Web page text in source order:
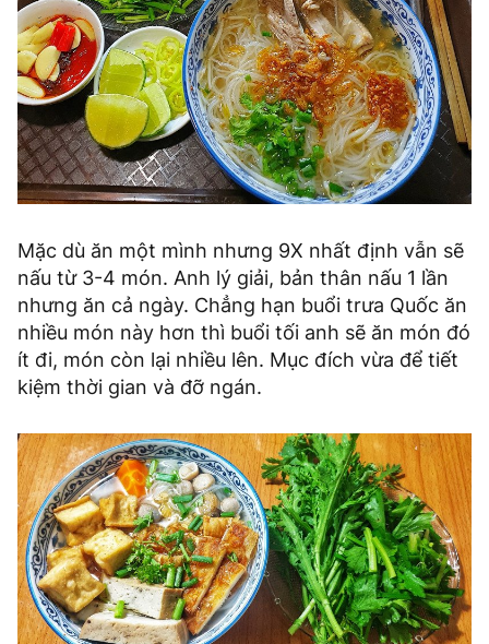
Mặc dù ăn một mình nhưng 9X nhất định vẫn sẽ
nấu từ 3-4 món. Anh lý giải, bản thân nấu 1 lần
nhưng ăn cả ngày. Chẳng hạn buổi trưa Quốc ăn
nhiều món này hơn thì buổi tối anh sẽ ăn món đó
ít đi, món còn lại nhiều lên. Mục đích vừa để tiết
kiệm thời gian và đỡ ngán.